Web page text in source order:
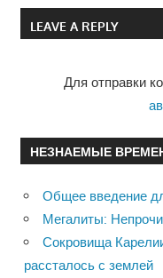
записям
LEAVE A REPLY
Для отправки
НЕЗНАЕМЫЕ
Общее введение
Мегалиты:
Сокровища
рассталось с землей